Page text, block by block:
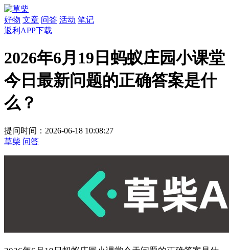
好物 文章 问答 活动 笔记
返利APP下载
2026年6月19日蚂蚁庄园小课堂
今日最新问题的正确答案是什
么？
提问时间：2026-06-18 10:08:27
草柴 问答